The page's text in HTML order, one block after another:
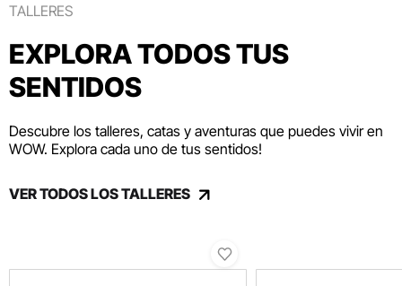
TALLERES
EXPLORA TODOS TUS
SENTIDOS
Descubre los talleres, catas y aventuras que puedes vivir en
WOW. Explora cada uno de tus sentidos!
VER TODOS LOS TALLERES